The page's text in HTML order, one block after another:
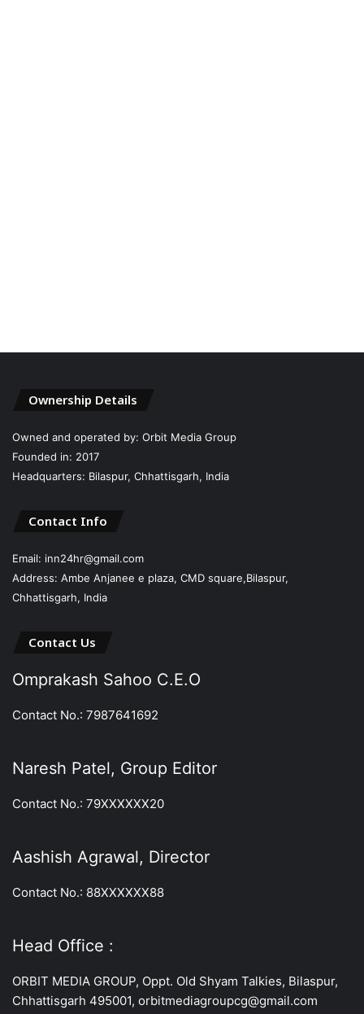
Ownership Details
Owned and operated by: Orbit Media Group
Founded in: 2017
Headquarters: Bilaspur, Chhattisgarh, India
Contact Info
Email: inn24hr@gmail.com
Address: Ambe Anjanee e plaza, CMD square,Bilaspur,
Chhattisgarh, India
Contact Us
Omprakash Sahoo C.E.O
Contact No.: 7987641692
Naresh Patel, Group Editor
Contact No.: 79XXXXXX20
Aashish Agrawal, Director
Contact No.: 88XXXXXX88
Head Office :
ORBIT MEDIA GROUP, Oppt. Old Shyam Talkies, Bilaspur,
Chhattisgarh 495001, orbitmediagroupcg@gmail.com